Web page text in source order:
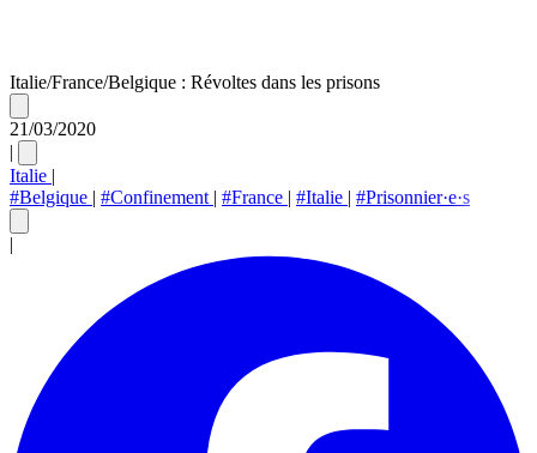
Italie/France/Belgique : Révoltes dans les prisons
21/03/2020
|
Italie |
#Belgique | #Confinement | #France | #Italie | #Prisonnier·e·s
|